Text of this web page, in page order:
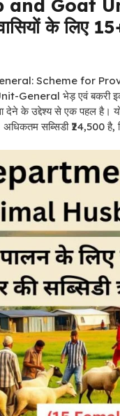
Goat
के लिए
Scheme for
General भेड़ एवं बकरी
देने के उद्देश्य से एक पहल है।
अधिकतम सब्सिडी